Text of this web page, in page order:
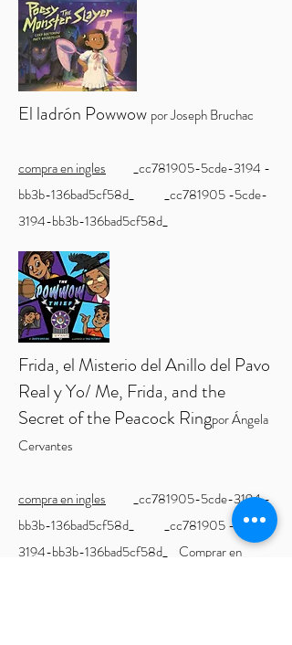
El ladrón Powwow por Joseph Bruchac
compra en ingles _cc781905-5cde-3194 -
bb3b-136bad5cf58d_ _cc781905 -5cde-
3194-bb3b-136bad5cf58d_
Frida, el Misterio del Anillo del Pavo
Real y Yo/ Me, Frida, and the
Secret of the Peacock Ringpor Ángela
Cervantes
compra en ingles _cc781905-5cde-3194 -
bb3b-136bad5cf58d_ _cc781905 -5cde-
3194-bb3b-136bad5cf58d_ Comprar en